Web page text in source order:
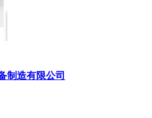
制造有限公司